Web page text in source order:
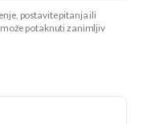
postavite pitanja ili
potaknuti zanimljiv